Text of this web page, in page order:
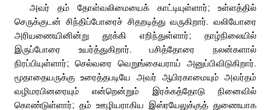
அவர் தம் தோள்வலிமையைக் காட்டியுள்ளார்; உள்ளத்தில்
செருக்குடன் சிந்திப்போரைச் சிதறடித்து வருகிறார். வலியோரை
அரியணையினின்று தூக்கி எறிந்துள்ளார்; தாழ்நிலையில்
இருப்போரை உயர்த்துகிறார். பசித்தோரை நலன்களால்
நிரப்பியுள்ளார்; செல்வரை வெறுங்கையராய் அனுப்பிவிடுகிறார்.
மூதாதையருக்கு உரைத்தபடியே அவர் ஆபிரகாமையும் அவர்தம்
வழிமரபினரையும் என்றென்றும் இரக்கத்தோடு நினைவில்
கொண்டுள்ளார்; தம் ஊழியராகிய இஸ்ரயேலுக்குத் துணையாக